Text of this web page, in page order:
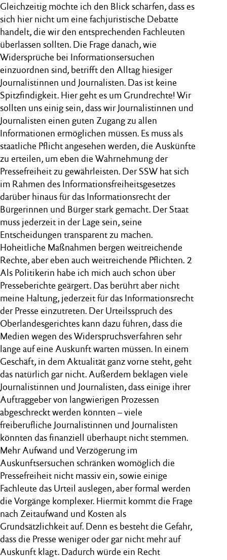
Gleichzeitig möchte ich den Blick schärfen, dass es
sich hier nicht um eine fachjuristische Debatte
handelt, die wir den entsprechenden Fachleuten
überlassen sollten. Die Frage danach, wie
Widersprüche bei Informationsersuchen
einzuordnen sind, betrifft den Alltag hiesiger
Journalistinnen und Journalisten. Das ist keine
Spitzfindigkeit. Hier geht es um Grundrechte! Wir
sollten uns einig sein, dass wir Journalistinnen und
Journalisten einen guten Zugang zu allen
Informationen ermöglichen müssen. Es muss als
staatliche Pflicht angesehen werden, die Auskünfte
zu erteilen, um eben die Wahrnehmung der
Pressefreiheit zu gewährleisten. Der SSW hat sich
im Rahmen des Informationsfreiheitsgesetzes
darüber hinaus für das Informationsrecht der
Bürgerinnen und Bürger stark gemacht. Der Staat
muss jederzeit in der Lage sein, seine
Entscheidungen transparent zu machen.
Hoheitliche Maßnahmen bergen weitreichende
Rechte, aber eben auch weitreichende Pflichten. 2
Als Politikerin habe ich mich auch schon über
Presseberichte geärgert. Das berührt aber nicht
meine Haltung, jederzeit für das Informationsrecht
der Presse einzutreten. Der Urteilsspruch des
Oberlandesgerichtes kann dazu führen, dass die
Medien wegen des Widerspruchsverfahren sehr
lange auf eine Auskunft warten müssen. In einem
Geschäft, in dem Aktualität ganz vorne steht, geht
das natürlich gar nicht. Außerdem beklagen viele
Journalistinnen und Journalisten, dass einige ihrer
Auftraggeber von langwierigen Prozessen
abgeschreckt werden könnten – viele
freiberufliche Journalistinnen und Journalisten
könnten das finanziell überhaupt nicht stemmen.
Mehr Aufwand und Verzögerung im
Auskunftsersuchen schränken womöglich die
Pressefreiheit nicht massiv ein, sowie einige
Fachleute das Urteil auslegen, aber formal werden
die Vorgänge komplexer. Hiermit kommt die Frage
nach Zeitaufwand und Kosten als
Grundsätzlichkeit auf. Denn es besteht die Gefahr,
dass die Presse weniger oder gar nicht mehr auf
Auskunft klagt. Dadurch würde ein Recht